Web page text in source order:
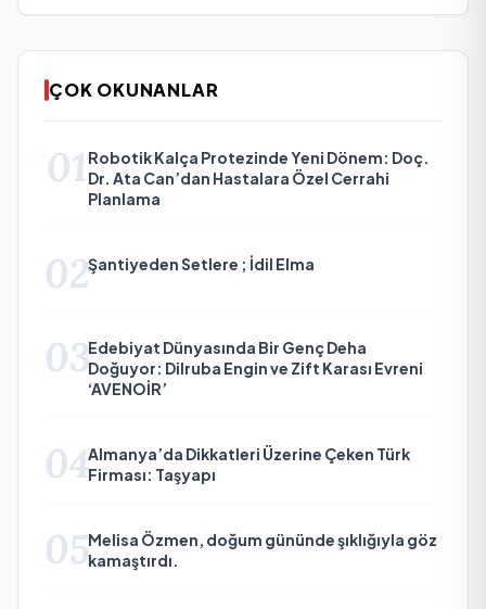
ÇOK OKUNANLAR
01 Robotik Kalça Protezinde Yeni Dönem: Doç.
Dr. Ata Can’dan Hastalara Özel Cerrahi
Planlama
02Şantiyeden Setlere ; İdil Elma
03Edebiyat Dünyasında Bir Genç Deha
Doğuyor: Dilruba Engin ve Zift Karası Evreni
‘AVENOİR’
04Almanya’da Dikkatleri Üzerine Çeken Türk
Firması: Taşyapı
05Melisa Özmen, doğum gününde şıklığıyla göz
kamaştırdı.